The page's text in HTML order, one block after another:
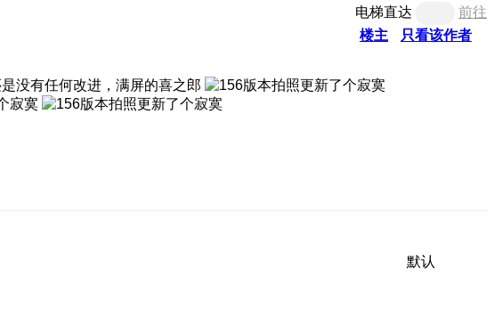
电梯直达
前往
楼主
只看该作者
没有任何改进，满屏的喜之郎
默认